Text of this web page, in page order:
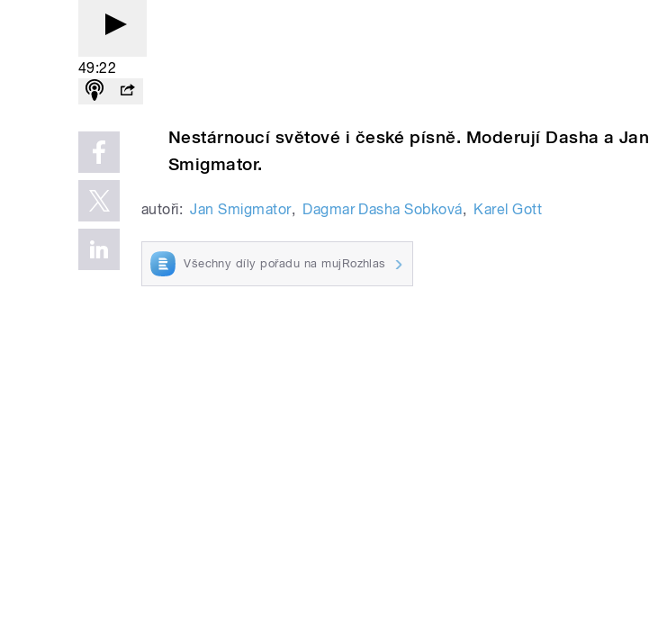
49:22
Nestárnoucí světové i české písně. Moderují Dasha a Jan
Smigmator.
autoři: Jan Smigmator, Dagmar Dasha Sobková, Karel Gott
Všechny díly pořadu na mujRozhlas